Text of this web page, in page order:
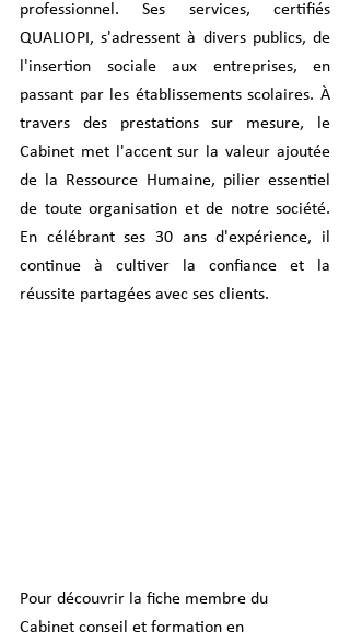
professionnel. Ses services, certifiés
QUALIOPI, s'adressent à divers publics, de
l'insertion sociale aux entreprises, en
passant par les établissements scolaires. À
travers des prestations sur mesure, le
Cabinet met l'accent sur la valeur ajoutée
de la Ressource Humaine, pilier essentiel
de toute organisation et de notre société.
En célébrant ses 30 ans d'expérience, il
continue à cultiver la confiance et la
réussite partagées avec ses clients.
Pour découvrir la fiche membre du
Cabinet conseil et formation en